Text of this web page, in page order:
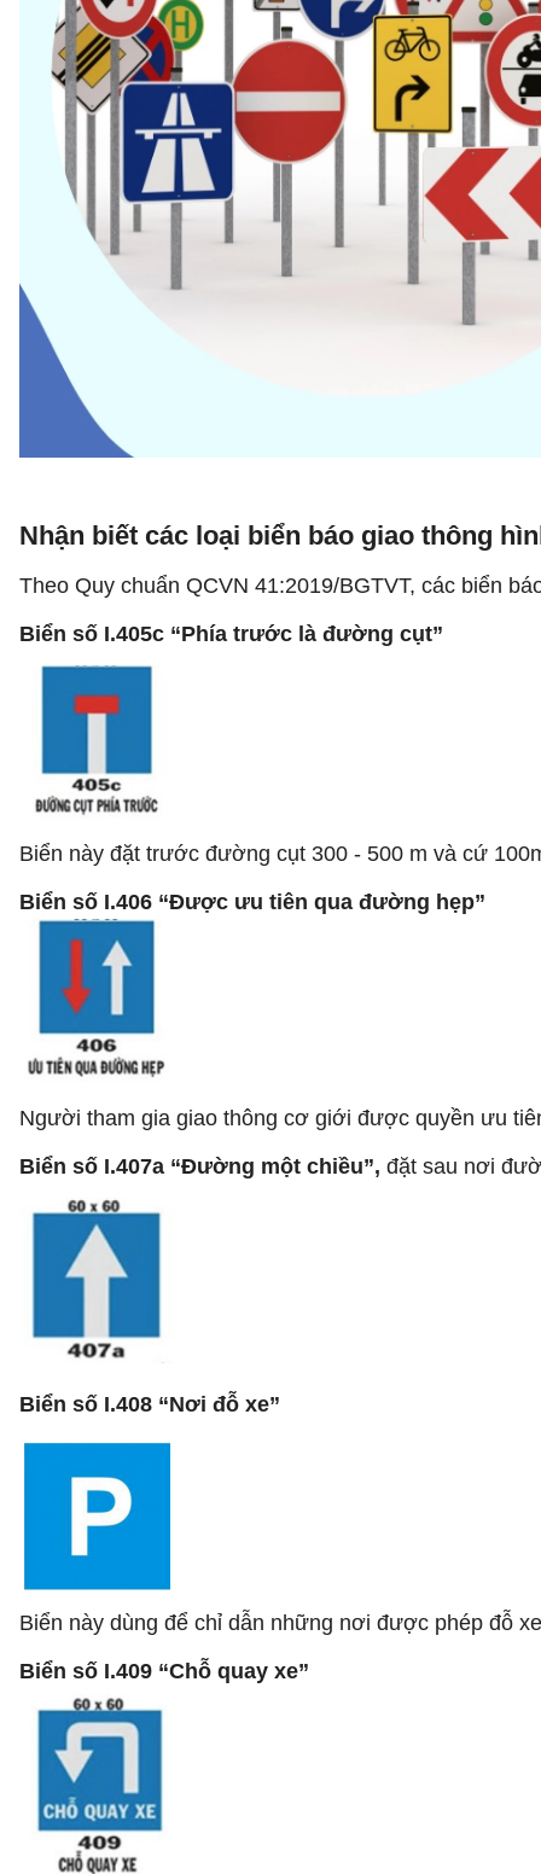
Nhận biết các loại biển báo giao thông
Theo Quy chuẩn QCVN 41:2019/BGTVT, các biển
Biển số I.405c “Phía trước là đường cụt”
Biển này đặt trước đường cụt 300 - 500 m và cứ
Biển số I.406 “Được ưu tiên qua đường hẹp”
Người tham gia giao thông cơ giới được quyền ưu
Biển số I.407a “Đường một chiều”, đặt sau nơi
Biển số I.408 “Nơi đỗ xe”
Biển này dùng để chỉ dẫn những nơi được phép đỗ
Biển số I.409 “Chỗ quay xe”